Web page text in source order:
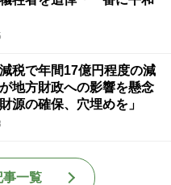
税で年間17億円程度の減
地方財政への影響を懸念
源の確保、穴埋めを」
事一覧